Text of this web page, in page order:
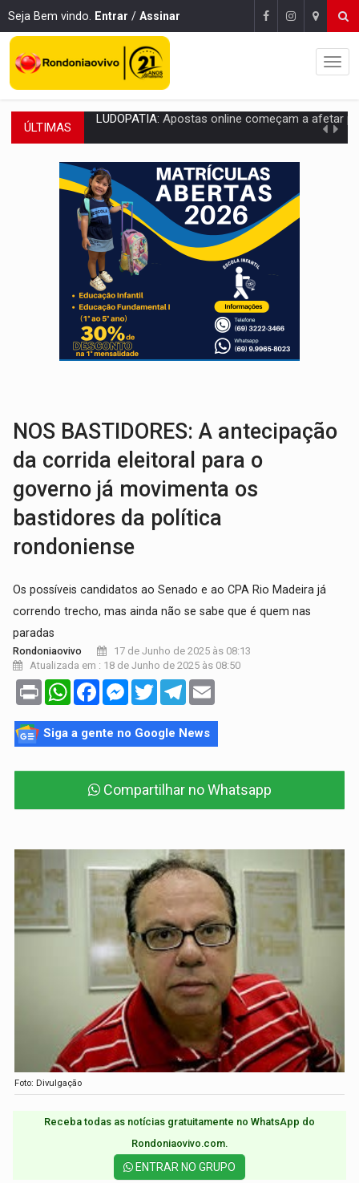
Seja Bem vindo. Entrar / Assinar
ÚLTIMAS REFLORESTAMENTO: Plantar árvores não será mais suficiente para
OVNIS NA LUA:Cientistas alertam para possível base secreta no satélite
ACABOU COM PEUGEOT:Incêndio destrói carro que era rebocado para oficina
VÍDEO: Ladrão é filmado furtando moto na frente do bar
BOLSAS DE PESQUISA: Iniciativa Amazônia+10 lança chamada para fortalecer
MATERIAL: Brasil tem grandes reservas de urânio, mas produz pouco e
VÍDEO: Serpente capturada na fábrica da Coca-Cola é
HOMENAGEM: Cientistas cassados pelo AI-5 se tornam pesquisadores
NOS BASTIDORES: A antecipação
da corrida eleitoral para o
governo já movimenta os
bastidores da política
rondoniense
Os possíveis candidatos ao Senado e ao CPA Rio Madeira já
correndo trecho, mas ainda não se sabe que é quem nas
paradas
Rondoniaovivo
17 de Junho de 2025 às 08:13
Atualizada em : 18 de Junho de 2025 às 08:50
Print WhatsAppFacebookMessenger
TwitterTelegram
Siga a gente no Google News
Compartilhar no Whatsapp
Foto: Divulgação
Receba todas as notícias gratuitamente no WhatsApp do
Rondoniaovivo.com.​
ENTRAR NO GRUPO